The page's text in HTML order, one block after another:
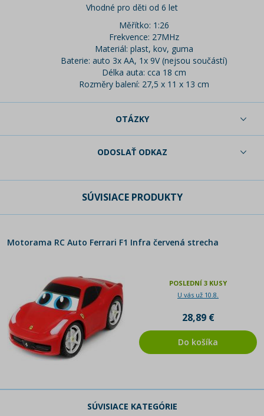
Vhodné pro děti od 6 let
Měřítko: 1:26
Frekvence: 27MHz
Materiál: plast, kov, guma
Baterie: auto 3x AA, 1x 9V (nejsou součástí)
Délka auta: cca 18 cm
Rozměry balení: 27,5 x 11 x 13 cm
OTÁZKY
ODOSLAŤ ODKAZ
SÚVISIACE PRODUKTY
Motorama RC Auto Ferrari F1 Infra červená strecha
POSLEDNÍ 3 KUSY
U vás už 10.8.
28,89 €
Do košíka
SÚVISIACE KATEGÓRIE